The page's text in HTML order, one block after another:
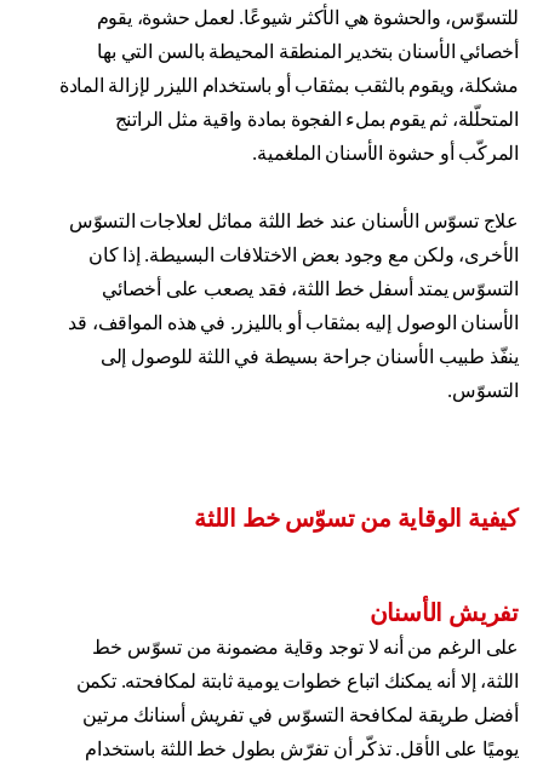
للتسوّس، والحشوة هي الأكثر شيوعًا. لعمل حشوة، يقوم
أخصائي الأسنان بتخدير المنطقة المحيطة بالسن التي بها
مشكلة، ويقوم بالثقب بمثقاب أو باستخدام الليزر لإزالة المادة
المتحلّلة، ثم يقوم بملء الفجوة بمادة واقية مثل الراتنج
المركّب أو حشوة الأسنان الملغمية.
علاج تسوّس الأسنان عند خط اللثة مماثل لعلاجات التسوّس
الأخرى، ولكن مع وجود بعض الاختلافات البسيطة. إذا كان
التسوّس يمتد أسفل خط اللثة، فقد يصعب على أخصائي
الأسنان الوصول إليه بمثقاب أو بالليزر. في هذه المواقف، قد
ينفّذ طبيب الأسنان جراحة بسيطة في اللثة للوصول إلى
التسوّس.
كيفية الوقاية من تسوّس خط اللثة
تفريش الأسنان
على الرغم من أنه لا توجد وقاية مضمونة من تسوّس خط
اللثة، إلا أنه يمكنك اتباع خطوات يومية ثابتة لمكافحته. تكمن
أفضل طريقة لمكافحة التسوّس في تفريش أسنانك مرتين
يوميًا على الأقل. تذكّر أن تفرّش بطول خط اللثة باستخدام